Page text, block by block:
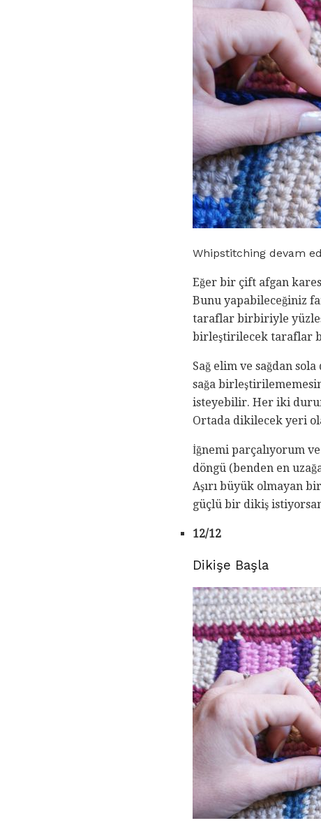
Whipstitching devam
Eğer bir çift afgan
Bunu yapabileceğiniz
taraflar birbiriyle
birleştirilecek taraflar
Sağ elim ve sağdan
sağa
isteyebilir. Her iki
Ortada dikilecek yeri
İğnemi parçalıyorum
döngü (benden en
Aşırı büyük olmayan
güçlü bir dikiş
12/12
Dikişe Başla